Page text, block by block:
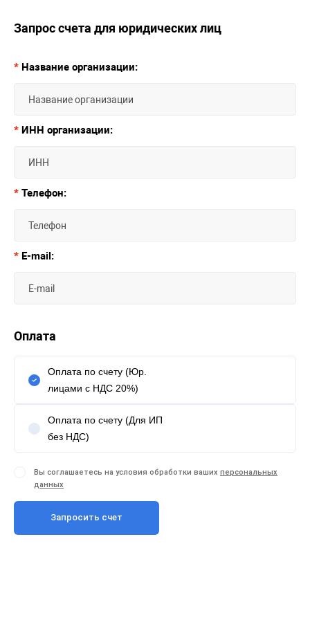
Запрос счета для юридических лиц
* Название организации:
* ИНН организации:
* Телефон:
* E-mail:
Оплата
Оплата по счету (Юр.
лицами с НДС 20%)
Оплата по счету (Для ИП
без НДС)
Вы соглашаетесь на условия обработки ваших персональных
данных